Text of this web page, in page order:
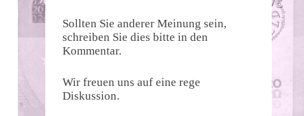
Sollten Sie anderer Meinung sein,
schreiben Sie dies bitte in den
Kommentar.
Wir freuen uns auf eine rege
Diskussion.